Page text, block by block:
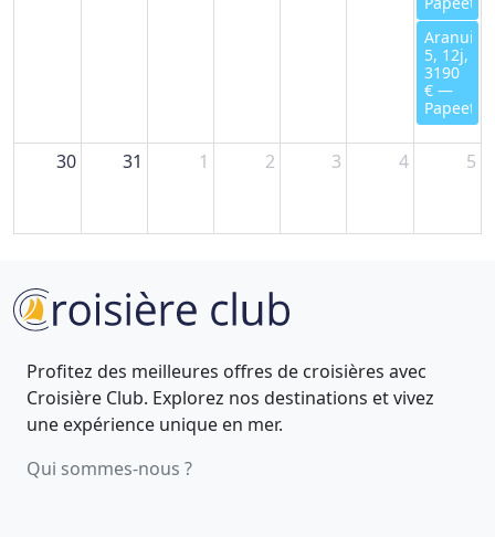
Aranui
5, 12j,
3190
€ —
Papeete
30 31 1 2 3 4 5
Profitez des meilleures offres de croisières avec
Croisière Club. Explorez nos destinations et vivez
une expérience unique en mer.
Qui sommes-nous ?